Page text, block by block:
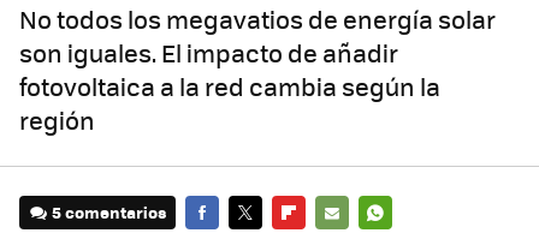
No todos los megavatios de energía solar
son iguales. El impacto de añadir
fotovoltaica a la red cambia según la
región
5 comentarios